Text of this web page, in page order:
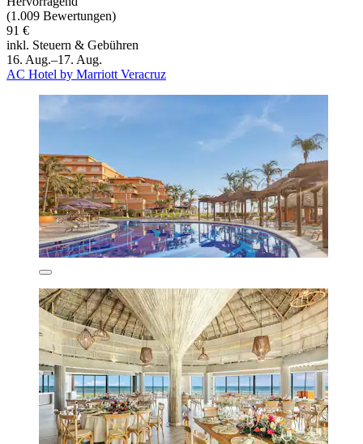
(1.009 Bewertungen)
91 €
inkl. Steuern & Gebühren
16. Aug.–17. Aug.
AC Hotel by Marriott Veracruz